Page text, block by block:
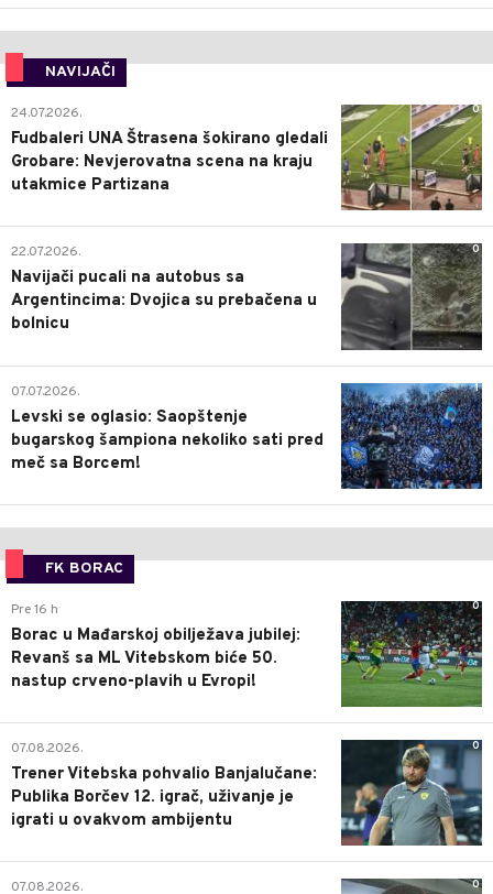
NAVIJAČI
0
24.07.2026.
Fudbaleri UNA Štrasena šokirano gledali
Grobare: Nevjerovatna scena na kraju
utakmice Partizana
0
22.07.2026.
Navijači pucali na autobus sa
Argentincima: Dvojica su prebačena u
bolnicu
1
07.07.2026.
Levski se oglasio: Saopštenje
bugarskog šampiona nekoliko sati pred
meč sa Borcem!
FK BORAC
0
Pre 16 h
Borac u Mađarskoj obilježava jubilej:
Revanš sa ML Vitebskom biće 50.
nastup crveno-plavih u Evropi!
0
07.08.2026.
Trener Vitebska pohvalio Banjalučane:
Publika Borčev 12. igrač, uživanje je
igrati u ovakvom ambijentu
0
07.08.2026.